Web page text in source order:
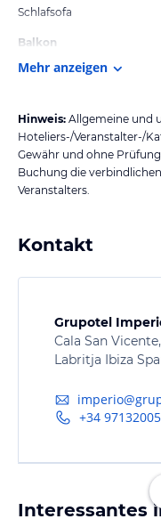
Schlafsofa
Balkon
Mehr anzeigen
Hinweis: Allgemeine und
Hoteliers-/Veranstalter-/
Gewähr und ohne
Buchung die verbindlichen
Veranstalters.
Kontakt
Grupotel
Cala San
Labritja Ibiza
+34
Interessantes